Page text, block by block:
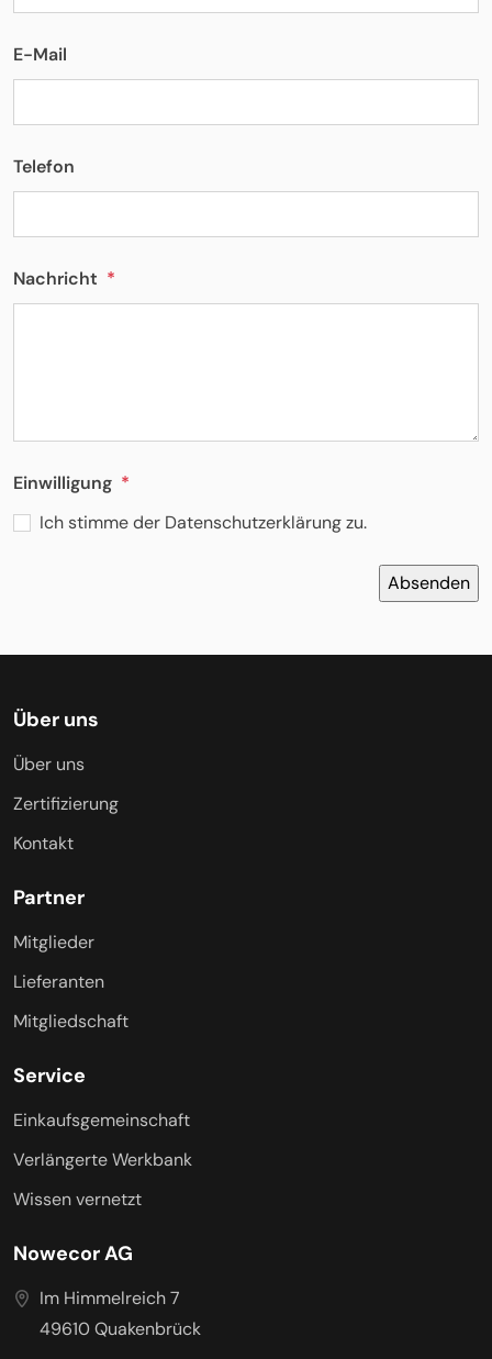
E-Mail
Telefon
Nachricht *
Einwilligung *
Ich stimme der Datenschutzerklärung zu.
Über uns
Über uns
Zertifizierung
Kontakt
Partner
Mitglieder
Lieferanten
Mitgliedschaft
Service
Einkaufsgemeinschaft
Verlängerte Werkbank
Wissen vernetzt
Nowecor AG
Im Himmelreich 7
49610 Quakenbrück